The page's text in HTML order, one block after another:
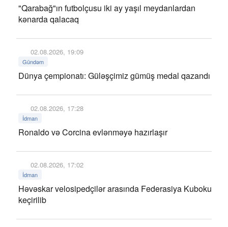
"Qarabağ"ın futbolçusu iki ay yaşıl meydanlardan
kənarda qalacaq
02.08.2026, 19:09
Gündəm
Dünya çempionatı: Güləşçimiz gümüş medal qazandı
02.08.2026, 17:28
İdman
Ronaldo və Corcina evlənməyə hazırlaşır
02.08.2026, 17:02
İdman
Həvəskar velosipedçilər arasında Federasiya Kuboku
keçirilib